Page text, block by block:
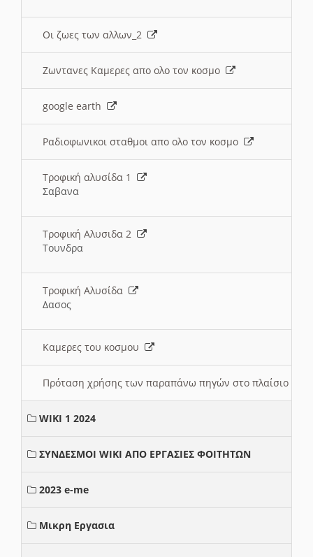
Οι ζωες των αλλων_2
Ζωντανες Καμερες απο ολο τον κοσμο
google earth
Ραδιοφωνικοι σταθμοι απο ολο τον κοσμο
Τροφική αλυσίδα 1
Σαβανα
Τροφική Αλυσιδα 2
Τουνδρα
Τροφική Αλυσίδα
Δασος
Καμερες του κοσμου
Πρόταση χρήσης των παραπάνω πηγών στο πλαίσιο
WIKI 1 2024
ΣΥΝΔΕΣΜΟΙ WIKI ΑΠΟ ΕΡΓΑΣΙΕΣ ΦΟΙΤΗΤΩΝ
2023 e-me
Μικρη Εργασια